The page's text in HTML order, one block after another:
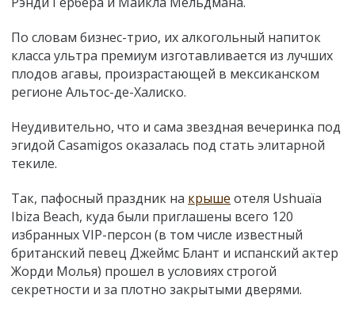
По словам бизнес-трио, их алкогольный напиток
класса ультра премиум изготавливается из лучших
плодов агавы, произрастающей в мексиканском
регионе Альтос-де-Халиско.
Неудивительно, что и сама звездная вечеринка под
эгидой Casamigos оказалась под стать элитарной
текиле.
Так, пафосный праздник на крыше отеля Ushuaïa
Ibiza Beach, куда были приглашены всего 120
избранных VIP-персон (в том числе известный
британский певец Джеймс Блант и испанский актер
Жорди Молья) прошел в условиях строгой
секретности и за плотно закрытыми дверями.